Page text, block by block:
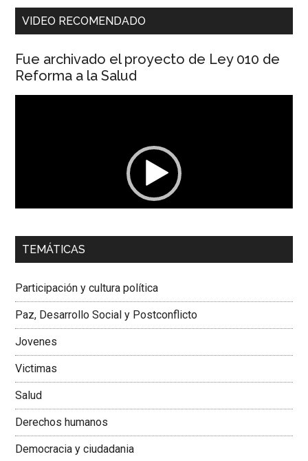
VIDEO RECOMENDADO
Fue archivado el proyecto de Ley 010 de
Reforma a la Salud
00:00 01:04
Dra. Carolina Corcho Mejía,Presidenta Corporación
Colombiana
TEMÁTICAS
Participación y cultura política
Paz, Desarrollo Social y Postconflicto
Jovenes
Victimas
Salud
Derechos humanos
Democracia y ciudadania